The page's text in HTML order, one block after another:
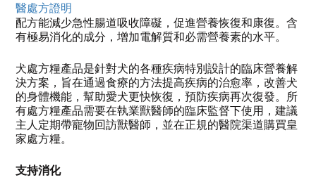
醫處方證明
配方能減少急性腸道吸收障礙，促進營養恢復和康復。含
有極易消化的成分，增加電解質和必需營養素的水平。
犬處方糧產品是針對犬的各種疾病特別設計的臨床營養解
決方案，旨在通過食療的方法提高疾病的治愈率，改善犬
的身體機能，幫助愛犬更快恢復，預防疾病再次復發。所
有處方糧產品需要在執業獸醫師的臨床監督下使用，建議
主人定期帶寵物回訪獸醫師，並在正規的醫院渠道購買皇
家處方糧。
支持消化